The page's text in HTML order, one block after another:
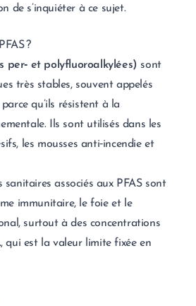
de s’inquiéter à ce sujet.
?
per‑ et polyfluoroalkylées) sont
très stables, souvent appelés
qu’ils résistent à la
Ils sont utilisés dans les
les mousses anti‑incendie et
sanitaires associés aux PFAS sont
immunitaire, le foie et le
surtout à des concentrations
, qui est la valeur limite fixée en